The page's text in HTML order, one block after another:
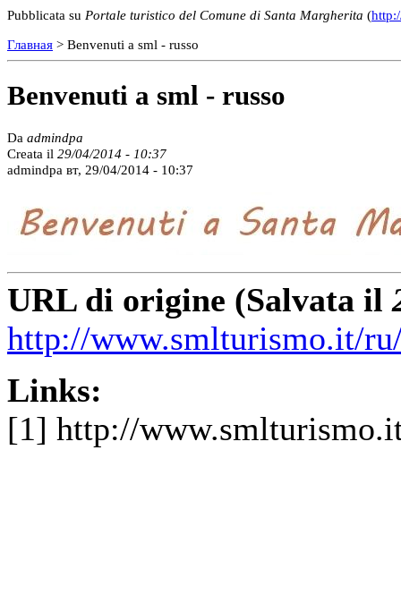
Pubblicata su Portale turistico del Comune di Santa Margherita (
Главная > Benvenuti a sml - russo
Benvenuti a sml - russo
Da admindpa
Creata il 29/04/2014 - 10:37
admindpa вт, 29/04/2014 - 10:37
URL di origine (Salvata il
http://www.smlturismo.it/
Links:
[1] http://